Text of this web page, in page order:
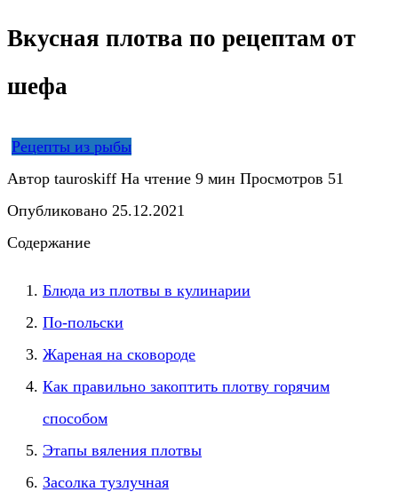
Вкусная плотва по рецептам от
шефа
Рецепты из рыбы
Автор tauroskiff На чтение 9 мин Просмотров 51
Опубликовано 25.12.2021
Содержание
Блюда из плотвы в кулинарии
По-польски
Жареная на сковороде
Как правильно закоптить плотву горячим
способом
Этапы вяления плотвы
Засолка тузлучная